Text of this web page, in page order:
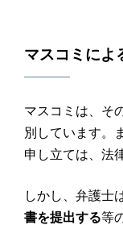
マスコミによ
マスコミは、そ
別しています。
申し立ては、法
しかし、弁護士
書を提出する等